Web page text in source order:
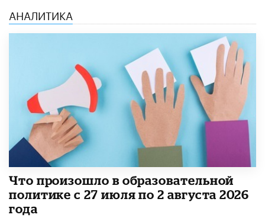
АНАЛИТИКА
​Что произошло в образовательной
политике с 27 июля по 2 августа 2026
года